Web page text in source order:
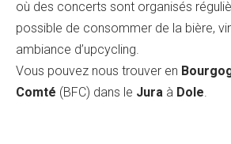
où des concerts sont organisés
possible de consommer de la bière,
ambiance d’upcycling.
Vous pouvez nous trouver en
Comté (BFC) dans le Jura à Dole.